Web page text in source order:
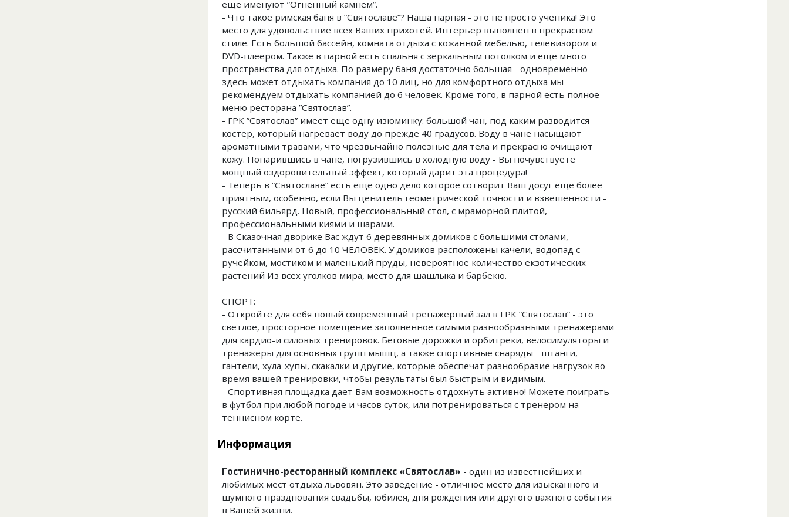
еще именуют ”Огненный камнем”.
- Что такое римская баня в ”Святославе”? Наша парная - это не просто ученика! Это
место для удовольствие всех Ваших прихотей. Интерьер выполнен в прекрасном
стиле. Есть большой бассейн, комната отдыха с кожанной мебелью, телевизором и
DVD-плеером. Также в парной есть спальня с зеркальным потолком и еще много
пространства для отдыха. По размеру баня достаточно большая - одновременно
здесь может отдыхать компания до 10 лиц, но для комфортного отдыха мы
рекомендуем отдыхать компанией до 6 человек. Кроме того, в парной есть полное
меню ресторана ”Святослав”.
- ГРК ”Святослав” имеет еще одну изюминку: большой чан, под каким разводится
костер, который нагревает воду до прежде 40 градусов. Воду в чане насыщают
ароматными травами, что чрезвычайно полезные для тела и прекрасно очищают
кожу. Попарившись в чане, погрузившись в холодную воду - Вы почувствуете
мощный оздоровительный эффект, который дарит эта процедура!
- Теперь в ”Святославе” есть еще одно дело которое сотворит Ваш досуг еще более
приятным, особенно, если Вы ценитель геометрической точности и взвешенности -
русский бильярд. Новый, профессиональный стол, с мраморной плитой,
профессиональными киями и шарами.
- В Сказочная дворике Вас ждут 6 деревянных домиков с большими столами,
рассчитанными от 6 до 10 ЧЕЛОВЕК. У домиков расположены качели, водопад с
ручейком, мостиком и маленький пруды, невероятное количество екзотических
растений Из всех уголков мира, место для шашлыка и барбекю.
СПОРТ:
- Откройте для себя новый современный тренажерный зал в ГРК ”Святослав” - это
светлое, просторное помещение заполненное самыми разнообразными тренажерами
для кардио-и силовых тренировок. Беговые дорожки и орбитреки, велосимуляторы и
тренажеры для основных групп мышц, а также спортивные снаряды - штанги,
гантели, хула-хупы, скакалки и другие, которые обеспечат разнообразие нагрузок во
время вашей тренировки, чтобы результаты был быстрым и видимым.
- Спортивная площадка дает Вам возможность отдохнуть активно! Можете поиграть
в футбол при любой погоде и часов суток, или потренироваться с тренером на
теннисном корте.
Информация
Гостинично-ресторанный комплекс «Святослав» - один из известнейших и
любимых мест отдыха львовян. Это заведение - отличное место для изысканного и
шумного празднования свадьбы, юбилея, дня рождения или другого важного события
в Вашей жизни.